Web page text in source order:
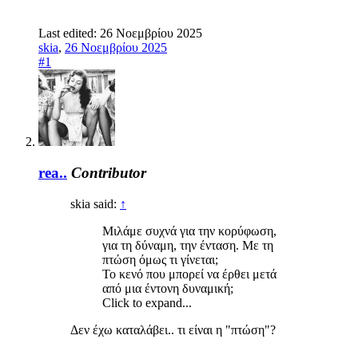
Last edited: 26 Νοεμβρίου 2025
skia, 26 Νοεμβρίου 2025
#1
rea.. Contributor
skia said: ↑
Μιλάμε συχνά για την κορύφωση,
για τη δύναμη, την ένταση. Με τη
πτώση όμως τι γίνεται;
Το κενό που μπορεί να έρθει μετά
από μια έντονη δυναμική;
Click to expand...
Δεν έχω καταλάβει.. τι είναι η "πτώση"?